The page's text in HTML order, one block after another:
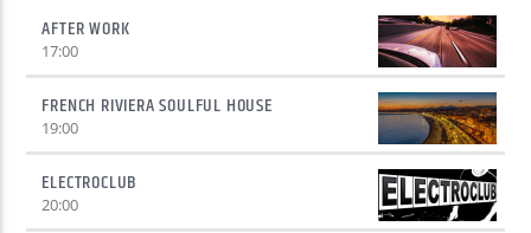
AFTER WORK
17:00
FRENCH RIVIERA SOULFUL HOUSE
19:00
ELECTROCLUB
20:00